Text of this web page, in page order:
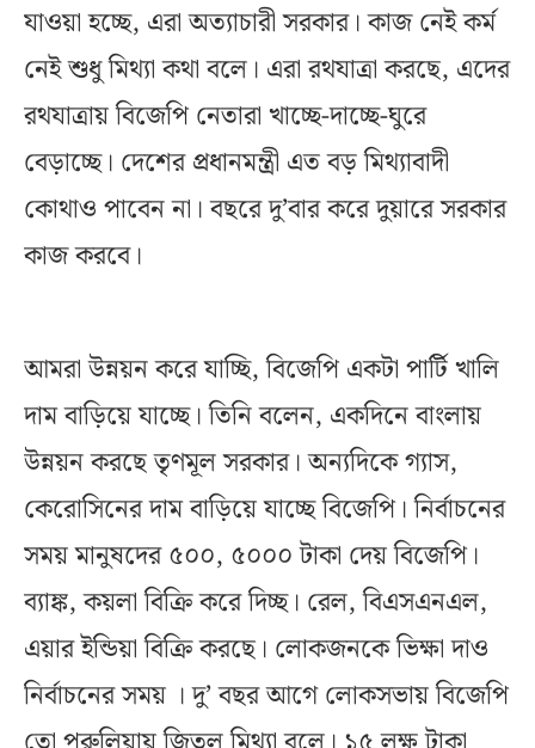
যাওয়া হচ্ছে, এরা অত্যাচারী সরকার। কাজ নেই কর্ম
নেই শুধু মিথ্যা কথা বলে। এরা রথযাত্রা করছে, এদের
রথযাত্রায় বিজেপি নেতারা খাচ্ছে-দাচ্ছে-ঘুরে
বেড়াচ্ছে। দেশের প্রধানমন্ত্রী এত বড় মিথ্যাবাদী
কোথাও পাবেন না। বছরে দু’বার করে দুয়ারে সরকার
কাজ করবে।
আমরা উন্নয়ন করে যাচ্ছি, বিজেপি একটা পার্টি খালি
দাম বাড়িয়ে যাচ্ছে। তিনি বলেন, একদিনে বাংলায়
উন্নয়ন করছে তৃণমূল সরকার। অন্যদিকে গ্যাস,
কেরোসিনের দাম বাড়িয়ে যাচ্ছে বিজেপি। নির্বাচনের
সময় মানুষদের ৫০০, ৫০০০ টাকা দেয় বিজেপি।
ব্যাঙ্ক, কয়লা বিক্রি করে দিচ্ছ। রেল, বিএসএনএল,
এয়ার ইন্ডিয়া বিক্রি করছে। লোকজনকে ভিক্ষা দাও
নির্বাচনের সময় । দু’ বছর আগে লোকসভায় বিজেপি